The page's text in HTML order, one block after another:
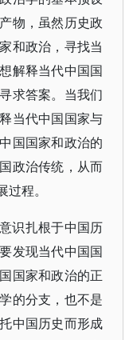
物，虽然历史政
和政治，寻找当
解释当代中国国
求答案。当我们
当代中国国家与
国国家和政治的
政治传统，从而
过程。
识扎根于中国历
发现当代中国国
国家和政治的正
的分支，也不是
中国历史而形成